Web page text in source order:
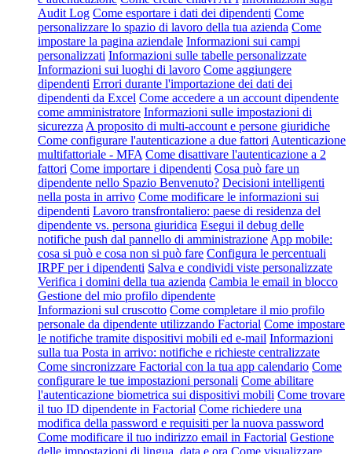
Audit Log Come esportare i dati dei dipendenti Come
personalizzare lo spazio di lavoro della tua azienda Come
impostare la pagina aziendale Informazioni sui campi
personalizzati Informazioni sulle tabelle personalizzate
Informazioni sui luoghi di lavoro Come aggiungere
dipendenti Errori durante l'importazione dei dati dei
dipendenti da Excel Come accedere a un account dipendente
come amministratore Informazioni sulle impostazioni di
sicurezza A proposito di multi-account e persone giuridiche
Come configurare l'autenticazione a due fattori Autenticazione
multifattoriale - MFA Come disattivare l'autenticazione a 2
fattori Come importare i dipendenti Cosa può fare un
dipendente nello Spazio Benvenuto? Decisioni intelligenti
nella posta in arrivo Come modificare le informazioni sui
dipendenti Lavoro transfrontaliero: paese di residenza del
dipendente vs. persona giuridica Esegui il debug delle
notifiche push dal pannello di amministrazione App mobile:
cosa si può e cosa non si può fare Configura le percentuali
IRPF per i dipendenti Salva e condividi viste personalizzate
Verifica i domini della tua azienda Cambia le email in blocco
Gestione del mio profilo dipendente
Informazioni sul cruscotto Come completare il mio profilo
personale da dipendente utilizzando Factorial Come impostare
le notifiche tramite dispositivi mobili ed e-mail Informazioni
sulla tua Posta in arrivo: notifiche e richieste centralizzate
Come sincronizzare Factorial con la tua app calendario Come
configurare le tue impostazioni personali Come abilitare
l'autenticazione biometrica sui dispositivi mobili Come trovare
il tuo ID dipendente in Factorial Come richiedere una
modifica della password e requisiti per la nuova password
Come modificare il tuo indirizzo email in Factorial Gestione
delle impostazioni di lingua, data e ora Come visualizzare